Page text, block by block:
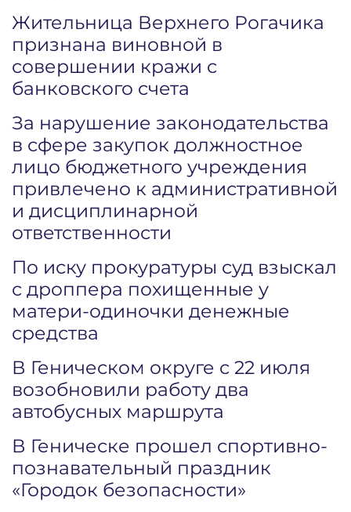
Жительница Верхнего Рогачика
признана виновной в
совершении кражи с
банковского счета
За нарушение законодательства
в сфере закупок должностное
лицо бюджетного учреждения
привлечено к административной
и дисциплинарной
ответственности
По иску прокуратуры суд взыскал
с дроппера похищенные у
матери-одиночки денежные
средства
В Геническом округе с 22 июля
возобновили работу два
автобусных маршрута
В Геническе прошел спортивно-
познавательный праздник
«Городок безопасности»